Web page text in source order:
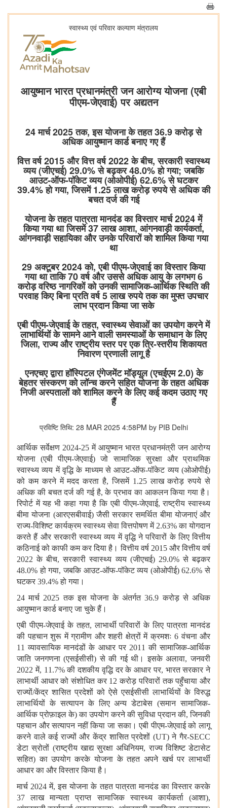
स्‍वास्‍थ्‍य एवं परिवार कल्‍याण मंत्रालय
आयुष्मान भारत प्रधानमंत्री जन आरोग्य योजना (एबी
पीएम-जेएवाई) पर अद्यतन
24 मार्च 2025 तक, इस योजना के तहत 36.9 करोड़ से
अधिक आयुष्मान कार्ड बनाए गए हैं
वित्त वर्ष 2015 और वित्त वर्ष 2022 के बीच, सरकारी स्वास्थ्य
व्यय (जीएचई) 29.0% से बढ़कर 48.0% हो गया; जबकि
आउट-ऑफ-पॉकेट व्यय (ओओपीई) 62.6% से घटकर
39.4% हो गया, जिसमें 1.25 लाख करोड़ रुपये से अधिक की
बचत दर्ज की गई
योजना के तहत पात्रता मानदंड का विस्तार मार्च 2024 में
किया गया था जिसमें 37 लाख आशा, आंगनवाड़ी कार्यकर्ता,
आंगनवाड़ी सहायिका और उनके परिवारों को शामिल किया गया
था
29 अक्टूबर 2024 को, एबी पीएम-जेएवाई का विस्तार किया
गया था ताकि 70 वर्ष और उससे अधिक आयु के लगभग 6
करोड़ वरिष्ठ नागरिकों को उनकी सामाजिक-आर्थिक स्थिति की
परवाह किए बिना प्रति वर्ष 5 लाख रुपये तक का मुफ्त उपचार
लाभ प्रदान किया जा सके
एबी पीएम-जेएवाई के तहत, स्वास्थ्य सेवाओं का उपयोग करने में
लाभार्थियों के सामने आने वाली समस्याओं के समाधान के लिए
जिला, राज्य और राष्ट्रीय स्तर पर एक त्रि-स्तरीय शिकायत
निवारण प्रणाली लागू है
एनएचए द्वारा हॉस्पिटल एंगेजमेंट मॉड्यूल (एचईएम 2.0) के
बेहतर संस्करण को लॉन्च करने सहित योजना के तहत अधिक
निजी अस्पतालों को शामिल करने के लिए कई कदम उठाए गए
हैं
प्रविष्टि तिथि: 28 MAR 2025 4:58PM by PIB Delhi
आर्थिक सर्वेक्षण 2024-25 में आयुष्मान भारत प्रधानमंत्री जन आरोग्य
योजना (एबी पीएम-जेएवाई) जो सामाजिक सुरक्षा और प्राथमिक
स्वास्थ्य व्यय में वृद्धि के माध्यम से आउट-ऑफ-पॉकेट व्यय (ओओपीई)
को कम करने में मदद करता है, जिसमें 1.25 लाख करोड़ रुपये से
अधिक की बचत दर्ज की गई है, के प्रभाव का आकलन किया गया है।
रिपोर्ट में यह भी कहा गया है कि एबी पीएम-जेएवाई, राष्ट्रीय स्वास्थ्य
बीमा योजना (आरएसबीवाई) जैसी सरकार समर्थित बीमा योजनाएं और
राज्य-विशिष्ट कार्यक्रम स्वास्थ्य सेवा वित्तपोषण में 2.63% का योगदान
करते हैं और सरकारी स्वास्थ्य व्यय में वृद्धि ने परिवारों के लिए वित्तीय
कठिनाई को काफी कम कर दिया है। वित्तीय वर्ष 2015 और वित्तीय वर्ष
2022 के बीच, सरकारी स्वास्थ्य व्यय (जीएचई) 29.0% से बढ़कर
48.0% हो गया, जबकि आउट-ऑफ-पॉकेट व्यय (ओओपीई) 62.6% से
घटकर 39.4% हो गया।
24 मार्च 2025 तक इस योजना के अंतर्गत 36.9 करोड़ से अधिक
आयुष्मान कार्ड बनाए जा चुके हैं।
एबी पीएम-जेएवाई के तहत, लाभार्थी परिवारों के लिए पात्रता मानदंड
की पहचान शुरू में ग्रामीण और शहरी क्षेत्रों में क्रमशः 6 वंचना और
11 व्यावसायिक मानदंडों के आधार पर 2011 की सामाजिक-आर्थिक
जाति जनगणना (एसईसीसी) से की गई थी। इसके अलावा, जनवरी
2022 में, 11.7% की दशकीय वृद्धि दर के आधार पर, भारत सरकार ने
लाभार्थी आधार को संशोधित कर 12 करोड़ परिवारों तक पहुँचाया और
राज्यों/केंद्र शासित प्रदेशों को ऐसे एसईसीसी लाभार्थियों के विरुद्ध
लाभार्थियों के सत्यापन के लिए अन्य डेटाबेस (समान सामाजिक-
आर्थिक प्रोफ़ाइल के) का उपयोग करने की सुविधा प्रदान की, जिनकी
पहचान और सत्यापन नहीं किया जा सका। एबी पीएम-जेएवाई को लागू
करने वाले कई राज्यों और केंद्र शासित प्रदेशों (UT) ने गैर-SECC
डेटा स्रोतों (राष्ट्रीय खाद्य सुरक्षा अधिनियम, राज्य विशिष्ट डेटासेट
सहित) का उपयोग करके योजना के तहत अपने खर्च पर लाभार्थी
आधार का और विस्तार किया है।
मार्च 2024 में, इस योजना के तहत पात्रता मानदंड का विस्तार करके
37 लाख मान्यता प्राप्त सामाजिक स्वास्थ्य कार्यकर्ता (आशा),